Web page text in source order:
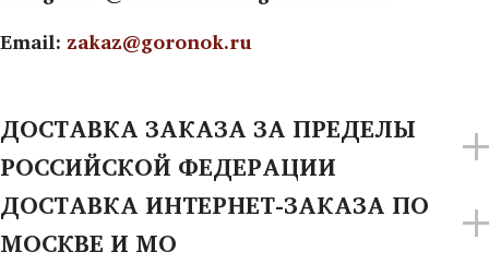
Email: zakaz@goronok.ru
ДОСТАВКА ЗАКАЗА ЗА ПРЕДЕЛЫ
РОССИЙСКОЙ ФЕДЕРАЦИИ
ДОСТАВКА ИНТЕРНЕТ-ЗАКАЗА ПО
МОСКВЕ И МО